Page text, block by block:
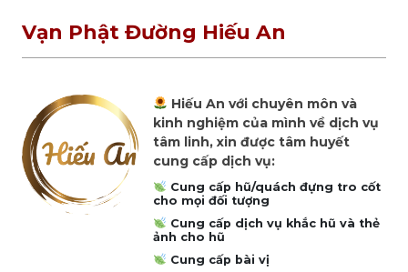
Vạn Phật Đường Hiếu An
Hiếu An với chuyên môn và
kinh nghiệm của mình về dịch vụ
tâm linh, xin được tâm huyết
cung cấp dịch vụ:
Cung cấp hũ/quách đựng tro cốt
cho mọi đối tượng
Cung cấp dịch vụ khắc hũ và thẻ
ảnh cho hũ
Cung cấp bài vị